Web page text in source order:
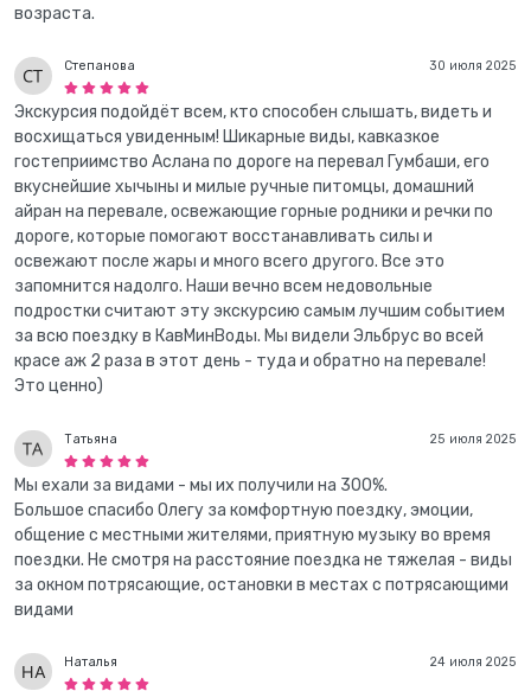
возраста.
30 июля 2025
Степанова
Экскурсия подойдёт всем, кто способен слышать, видеть и
восхищаться увиденным! Шикарные виды, кавказкое
гостеприимство Аслана по дороге на перевал Гумбаши, его
вкуснейшие хычыны и милые ручные питомцы, домашний
айран на перевале, освежающие горные родники и речки по
дороге, которые помогают восстанавливать силы и
освежают после жары и много всего другого. Все это
запомнится надолго. Наши вечно всем недовольные
подростки считают эту экскурсию самым лучшим событием
за всю поездку в КавМинВоды. Мы видели Эльбрус во всей
красе аж 2 раза в этот день - туда и обратно на перевале!
Это ценно)
25 июля 2025
Татьяна
Мы ехали за видами - мы их получили на 300%.
Большое спасибо Олегу за комфортную поездку, эмоции,
общение с местными жителями, приятную музыку во время
поездки. Не смотря на расстояние поездка не тяжелая - виды
за окном потрясающие, остановки в местах с потрясающими
видами
24 июля 2025
Наталья